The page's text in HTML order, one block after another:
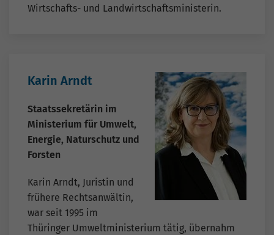
Wirtschafts- und Landwirtschaftsministerin.
Karin Arndt
Staatssekretärin im
Ministerium für Umwelt,
Energie, Naturschutz und
Forsten
Karin Arndt, Juristin und
frühere Rechtsanwältin,
war seit 1995 im
Thüringer Umweltministerium tätig, übernahm